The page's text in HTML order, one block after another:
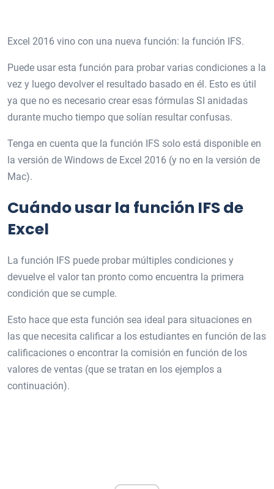
Excel 2016 vino con una nueva función: la función IFS.
Puede usar esta función para probar varias condiciones a la
vez y luego devolver el resultado basado en él. Esto es útil
ya que no es necesario crear esas fórmulas SI anidadas
durante mucho tiempo que solían resultar confusas.
Tenga en cuenta que la función IFS solo está disponible en
la versión de Windows de Excel 2016 (y no en la versión de
Mac).
Cuándo usar la función IFS de
Excel
La función IFS puede probar múltiples condiciones y
devuelve el valor tan pronto como encuentra la primera
condición que se cumple.
Esto hace que esta función sea ideal para situaciones en
las que necesita calificar a los estudiantes en función de las
calificaciones o encontrar la comisión en función de los
valores de ventas (que se tratan en los ejemplos a
continuación).